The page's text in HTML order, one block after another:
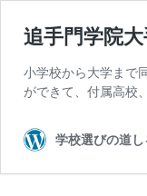
追手門学院
小学校から大学まで
ができて、付属高校
学校選びの道